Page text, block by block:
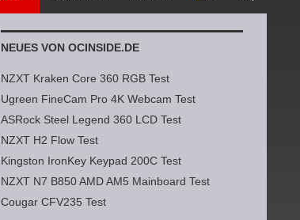
NEUES VON OCINSIDE.DE
NZXT Kraken Core 360 RGB Test
Ugreen FineCam Pro 4K Webcam Test
ASRock Steel Legend 360 LCD Test
NZXT H2 Flow Test
Kingston IronKey Keypad 200C Test
NZXT N7 B850 AMD AM5 Mainboard Test
Cougar CFV235 Test